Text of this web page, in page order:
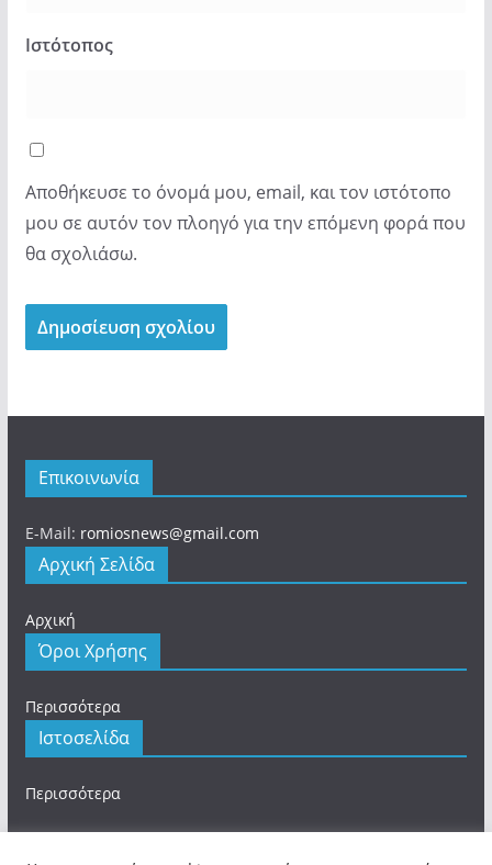
Ιστότοπος
Αποθήκευσε το όνομά μου, email, και τον ιστότοπο
μου σε αυτόν τον πλοηγό για την επόμενη φορά που
θα σχολιάσω.
Επικοινωνία
E-Mail: romiosnews@gmail.com
Αρχική Σελίδα
Αρχική
Όροι Χρήσης
Περισσότερα
Ιστοσελίδα
Περισσότερα